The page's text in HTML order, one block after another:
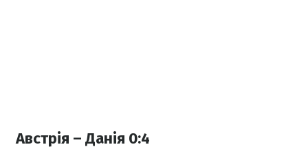
Австрія – Данія 0:4